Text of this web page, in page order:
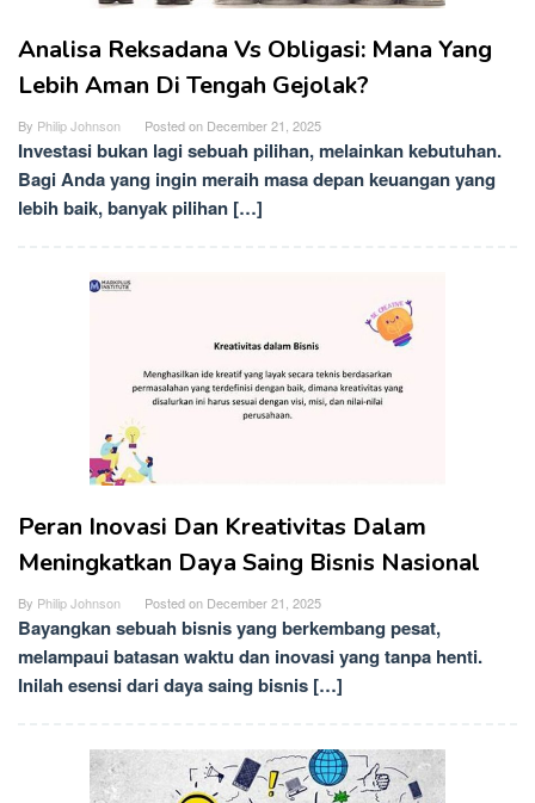
Analisa Reksadana Vs Obligasi: Mana Yang
Lebih Aman Di Tengah Gejolak?
By Philip Johnson Posted on December 21, 2025
Investasi bukan lagi sebuah pilihan, melainkan kebutuhan.
Bagi Anda yang ingin meraih masa depan keuangan yang
lebih baik, banyak pilihan […]
Peran Inovasi Dan Kreativitas Dalam
Meningkatkan Daya Saing Bisnis Nasional
By Philip Johnson Posted on December 21, 2025
Bayangkan sebuah bisnis yang berkembang pesat,
melampaui batasan waktu dan inovasi yang tanpa henti.
Inilah esensi dari daya saing bisnis […]